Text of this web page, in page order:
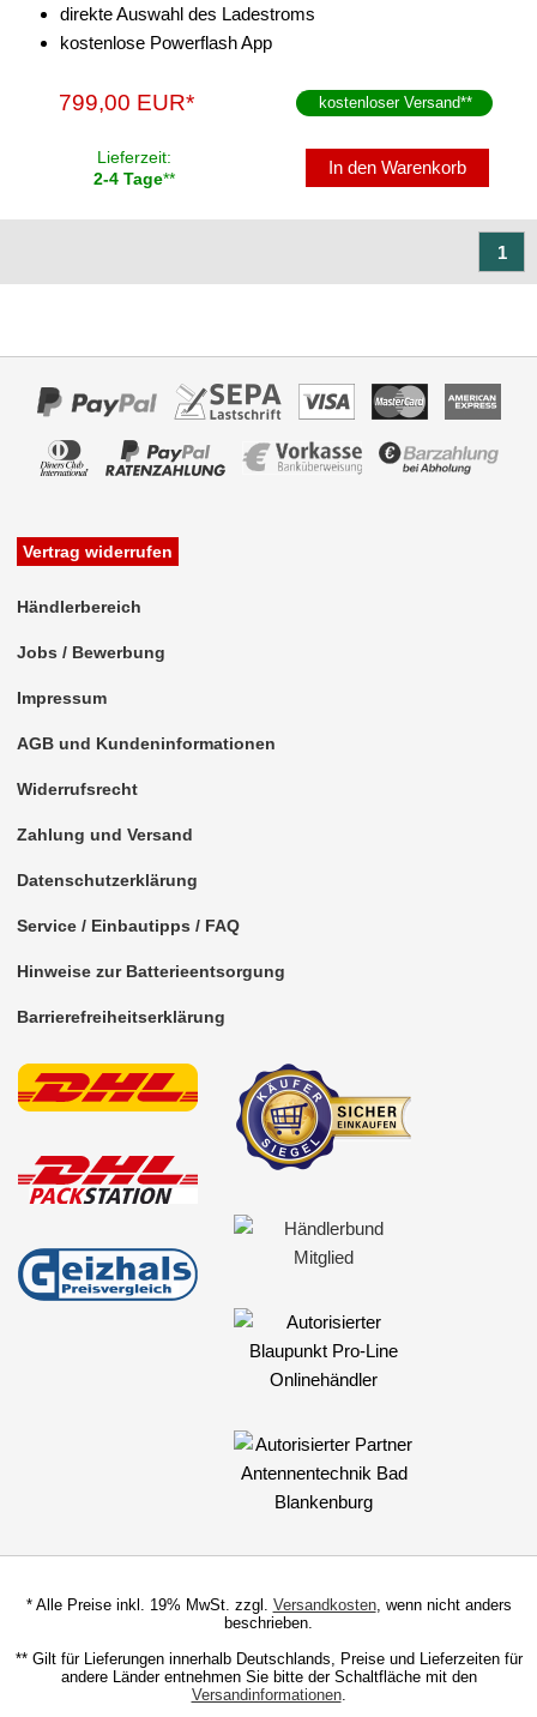
direkte Auswahl des Ladestroms
kostenlose Powerflash App
799,00 EUR* kostenloser Versand**
Lieferzeit:
2-4 Tage**
In den Warenkorb
1
Vertrag widerrufen
Händlerbereich
Jobs / Bewerbung
Impressum
AGB und Kundeninformationen
Widerrufsrecht
Zahlung und Versand
Datenschutzerklärung
Service / Einbautipps / FAQ
Hinweise zur Batterieentsorgung
Barrierefreiheitserklärung
* Alle Preise inkl. 19% MwSt. zzgl. Versandkosten, wenn nicht anders
beschrieben.
** Gilt für Lieferungen innerhalb Deutschlands, Preise und Lieferzeiten für
andere Länder entnehmen Sie bitte der Schaltfläche mit den
Versandinformationen.